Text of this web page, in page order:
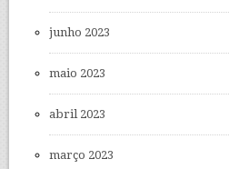
junho 2023
maio 2023
abril 2023
março 2023